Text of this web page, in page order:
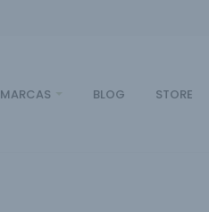
MARCAS BLOG STORE